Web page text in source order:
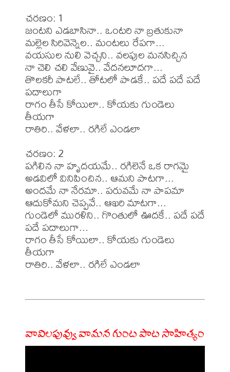
చరణం: 1
జంటని ఎడబాసినా.. ఒంటరి నా బ్రతుకునా
మల్లెల సిరివెన్నెల.. మంటలు రేపగా...
వయసుల నులి వెచ్చని.. వలపుల మనసిచ్చిన
నా చెలి చలి వేణువై.. వేదనలూదగా...
తొలకరీ పాటలే.. తోటలో పాడకే.. పదే పదే పదే
పదాలుగా
రాగం తీసే కోయిలా.. కోయకు గుండెలు
తీయగా
రాతిరి.. వేళలా.. రగిలే ఎండలా
చరణం: 2
పగిలిన నా హృదయమే.. రగిలెనే ఒక రాగమై
అడవిలో వినిపించిన.. ఆమని పాటగా...
అందమే నా నేరమా.. పరువమే నా పాపమా
ఆదుకోమని చెప్పవే.. ఆఖరి మాటగా...
గుండెలో మురళిని.. గొంతులో ఊదకే.. పదే పదే
పదే పదాలుగా...
రాగం తీసే కోయిలా.. కోయకు గుండెలు
తీయగా
రాతిరి.. వేళలా.. రగిలే ఎండలా
వావిలపువ్వు వామన గుంట పాట సాహిత్యం